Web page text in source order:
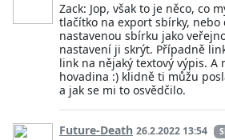
Zack: Jop, však to je něco, co
tlačítko na export sbírky,
nastavenou sbírku jako
nastavení ji skrýt. Případně
link na nějaký textový výpis.
hovadina :) klidně ti můžu
a jak se mi to osvědčilo.
Future-Death 26.2.2022 13:54